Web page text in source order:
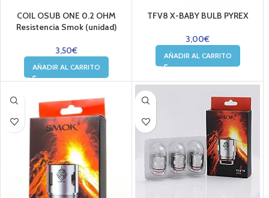
COIL OSUB ONE 0.2 OHM
Resistencia Smok (unidad)
3,50€
AÑADIR AL CARRITO
TFV8 X-BABY BULB PYREX
3,00€
AÑADIR AL CARRITO